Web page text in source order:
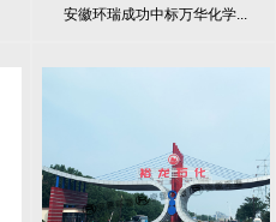
安徽环瑞成功中标万华化学...